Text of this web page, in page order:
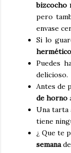
bizcocho
pero
envase
Si lo
hermético
Puedes
delicioso.
Antes de
de horno
Una tarta
tiene
¿ Que te
semana